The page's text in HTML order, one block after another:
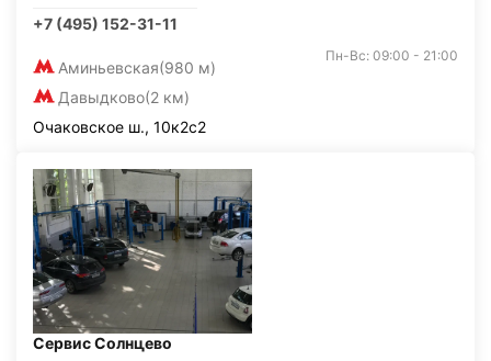
+7 (495) 152-31-11
Аминьевская(980 м)
Давыдково(2 км)
Пн-Вс: 09:00 - 21:00
Очаковское ш., 10к2с2
Сервис Солнцево